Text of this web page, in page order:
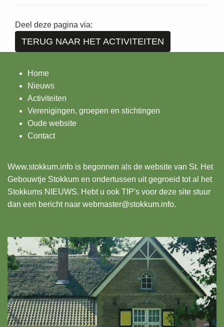
Deel deze pagina via:
TERUG NAAR HET ACTIVITEITEN
Home
Nieuws
Activiteiten
Verenigingen, groepen en stichtingen
Oude website
Contact
Www.stokkum.info is begonnen als de website van St. Het
Gebouwtje Stokkum en ondertussen uit gegroeid tot al het
Stokkums NIEUWS. Hebt u ook TIP's voor deze site stuur
dan een bericht naar webmaster@stokkum.info.